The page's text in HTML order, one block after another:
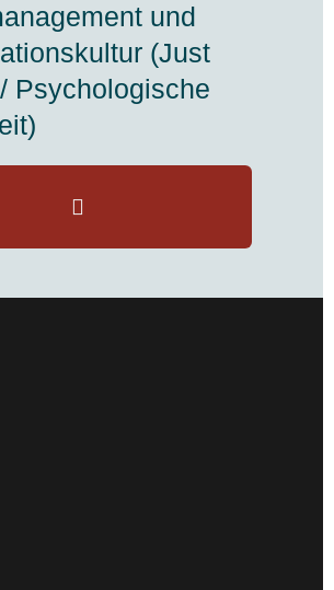
und
(Just
Psychologische